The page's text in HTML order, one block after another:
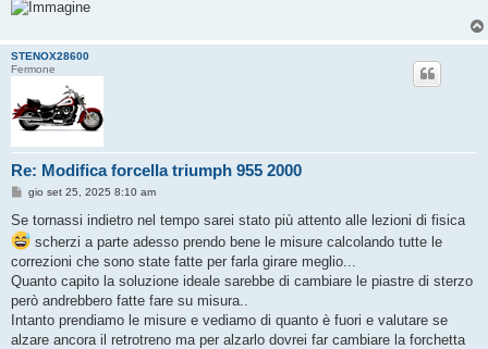
STENOX28600
Fermone
Re: Modifica forcella triumph 955 2000
M
s
s
a
g
i
gio set 25, 2025 8:10 am
Se tornassi indietro nel tempo sarei stato più attento alle lezioni di fisica
scherzi a parte adesso prendo bene le misure calcolando tutte le
correzioni che sono state fatte per farla girare meglio...
Quanto capito la soluzione ideale sarebbe di cambiare le piastre di sterzo
però andrebbero fatte fare su misura..
Intanto prendiamo le misure e vediamo di quanto è fuori e valutare se
alzare ancora il retrotreno ma per alzarlo dovrei far cambiare la forchetta